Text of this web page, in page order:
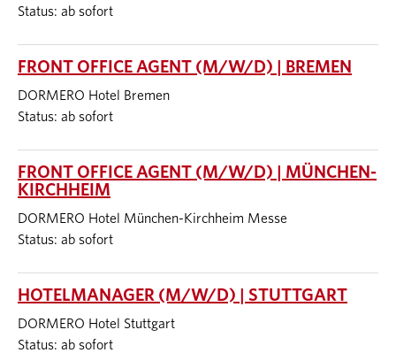
Status: ab sofort
FRONT OFFICE AGENT (M/W/D) | BREMEN
DORMERO Hotel Bremen
Status: ab sofort
FRONT OFFICE AGENT (M/W/D) | MÜNCHEN-
KIRCHHEIM
DORMERO Hotel München-Kirchheim Messe
Status: ab sofort
HOTELMANAGER (M/W/D) | STUTTGART
DORMERO Hotel Stuttgart
Status: ab sofort